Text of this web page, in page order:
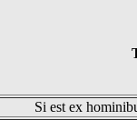
Si est ex